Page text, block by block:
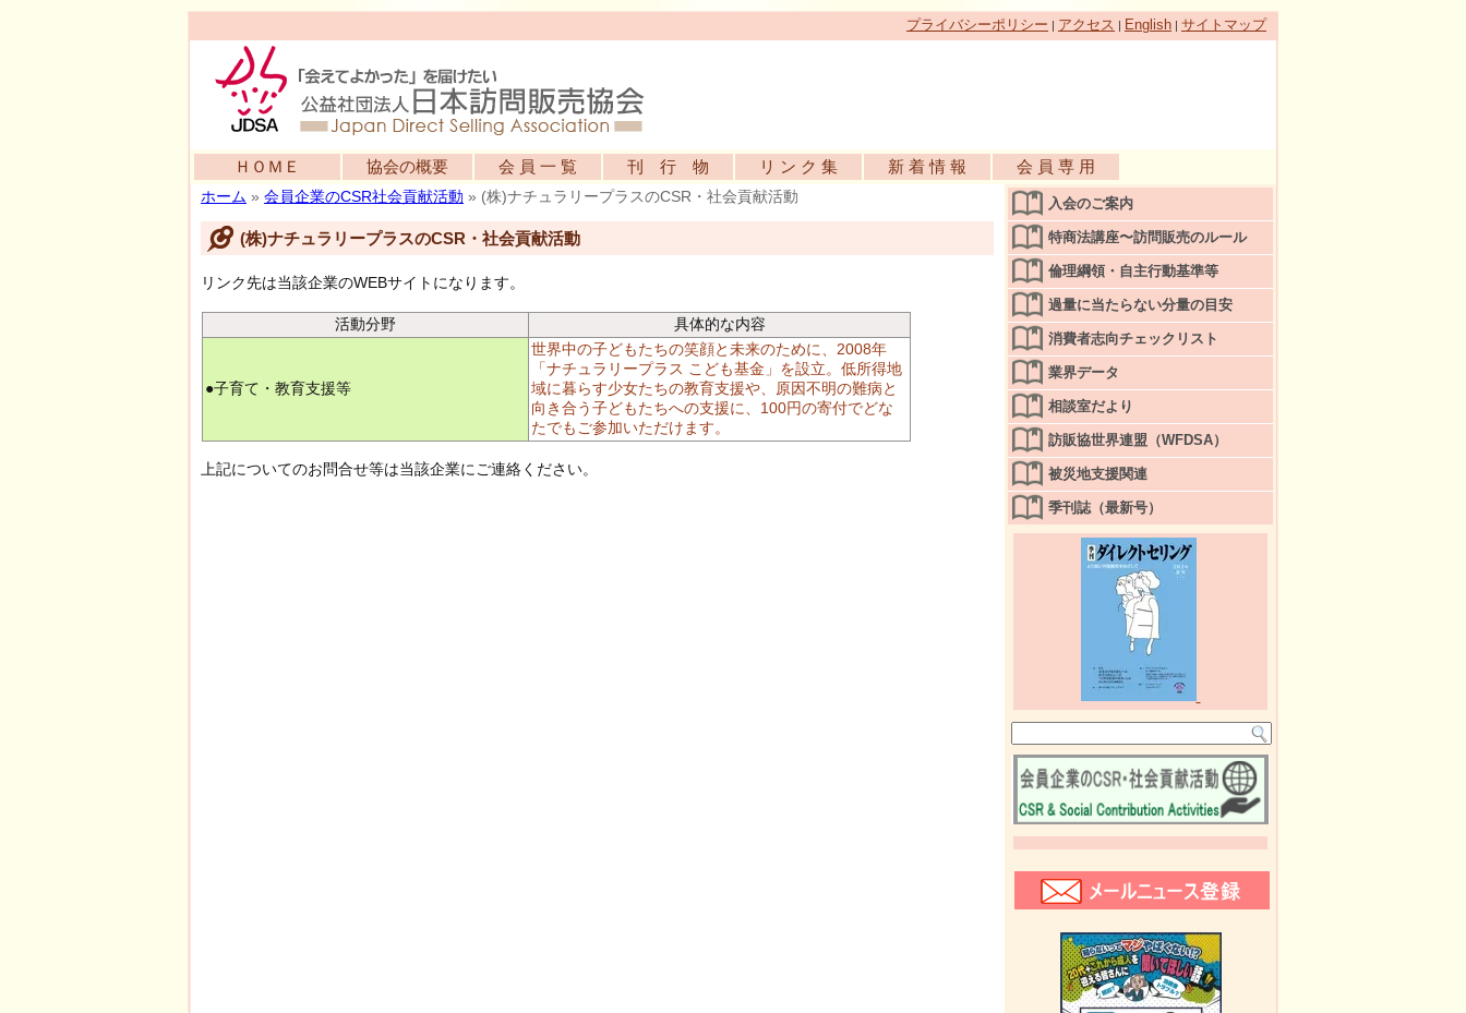
プライバシーポリシー | アクセス | English | サイトマップ
ＨＯＭＥ 協会の概要 会 員 一 覧 刊 行 物 リ ン ク 集 新 着 情 報 会 員 専 用
ホーム » 会員企業のCSR社会貢献活動 » (株)ナチュラリープラスのCSR・社会貢献活動
(株)ナチュラリープラスのCSR・社会貢献活動
リンク先は当該企業のWEBサイトになります。
活動分野 具体的な内容
●子育て・教育支援等
世界中の子どもたちの笑顔と未来のために、2008年
「ナチュラリープラス こども基金」を設立。低所得地
域に暮らす少女たちの教育支援や、原因不明の難病と
向き合う子どもたちへの支援に、100円の寄付でどな
たでもご参加いただけます。
上記についてのお問合せ等は当該企業にご連絡ください。
入会のご案内
特商法講座〜訪問販売のルール
倫理綱領・自主行動基準等
過量に当たらない分量の目安
消費者志向チェックリスト
業界データ
相談室だより
訪販協世界連盟（WFDSA）
被災地支援関連
季刊誌（最新号）